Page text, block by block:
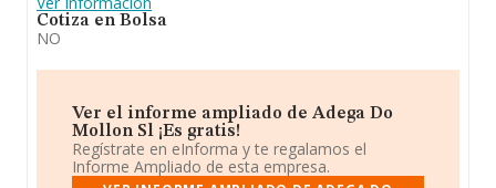
Cotiza en Bolsa
NO
Ver el informe ampliado de Adega Do
Mollon Sl ¡Es gratis!
Regístrate en eInforma y te regalamos el
Informe Ampliado de esta empresa.